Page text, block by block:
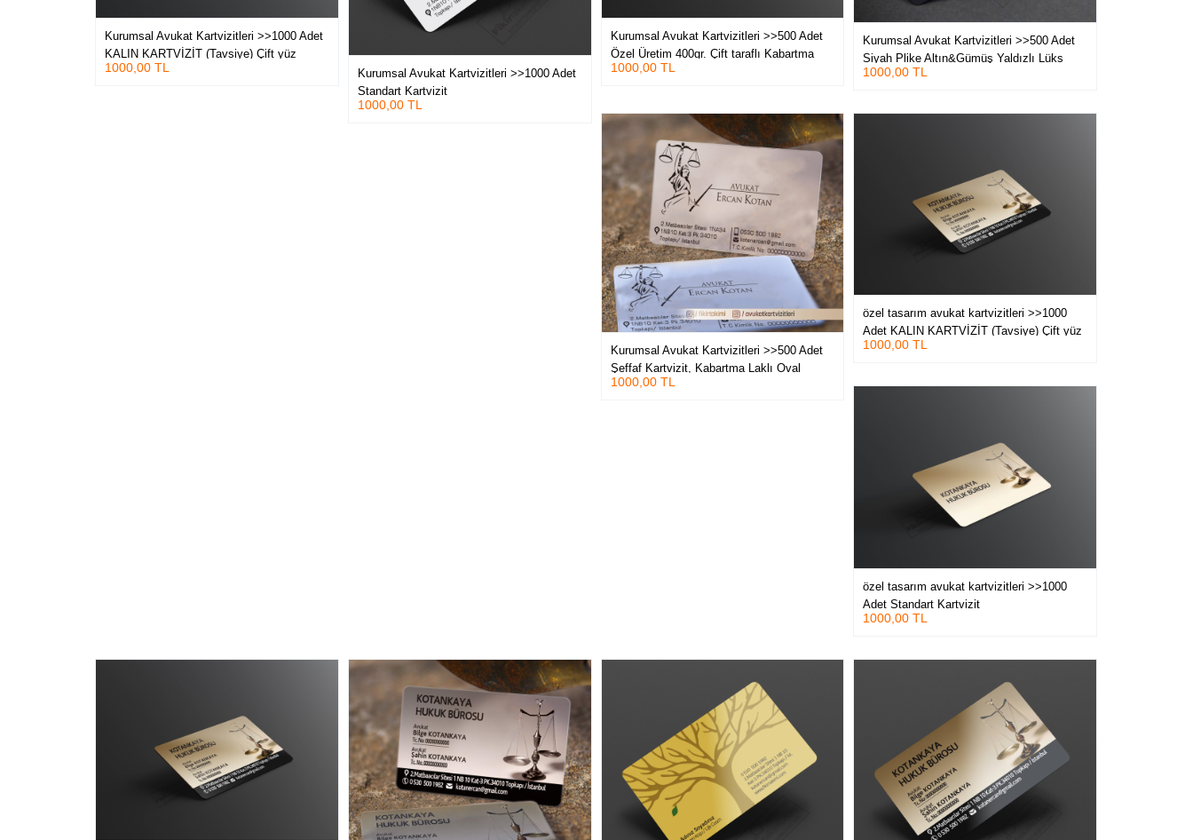
Kurumsal Avukat Kartvizitleri >>1000 Adet
KALIN KARTVİZİT (Tavsiye) Çift yüz
Kabartma Laklı Oval Kesim Kartvizit
1000,00 TL
Kurumsal Avukat Kartvizitleri >>1000 Adet
Standart Kartvizit
1000,00 TL
Kurumsal Avukat Kartvizitleri >>500 Adet
Özel Üretim 400gr. Çift taraflı Kabartma
Laklı, Oval Kesimli Lüks Baskılar
1000,00 TL
Kurumsal Avukat Kartvizitleri >>500 Adet
Siyah Plike Altın&Gümüş Yaldızlı Lüks
Kartvizit_VİPözel
1000,00 TL
Kurumsal Avukat Kartvizitleri >>500 Adet
Şeffaf Kartvizit, Kabartma Laklı Oval
Kesimli
1000,00 TL
özel tasarım avukat kartvizitleri >>1000
Adet KALIN KARTVİZİT (Tavsiye) Çift yüz
Kabartma Laklı Oval Kesim Kartvizit
1000,00 TL
özel tasarım avukat kartvizitleri >>1000
Adet Standart Kartvizit
1000,00 TL